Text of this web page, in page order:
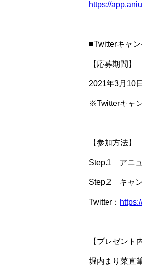
https://
■Twitterキャ
【応募期間】
2021年3月10
※Twitterキャ
【参加方法】
Step.1 アニュ
Step.2 キャン
Twitter：
【プレゼント
堀内まり菜直